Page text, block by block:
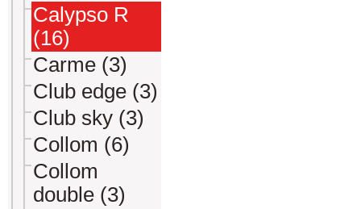
Calypso R
(16)
Carme (3)
Club edge (3)
Club sky (3)
Collom (6)
Collom
double (3)